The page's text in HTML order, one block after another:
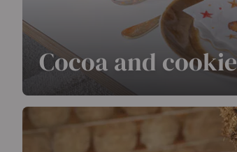
Cocoa and cookie
Alors qu'il fait froid dehors, l'intérieur
Cocoa and cookie. Le petit
tons hivernaux tendres pour